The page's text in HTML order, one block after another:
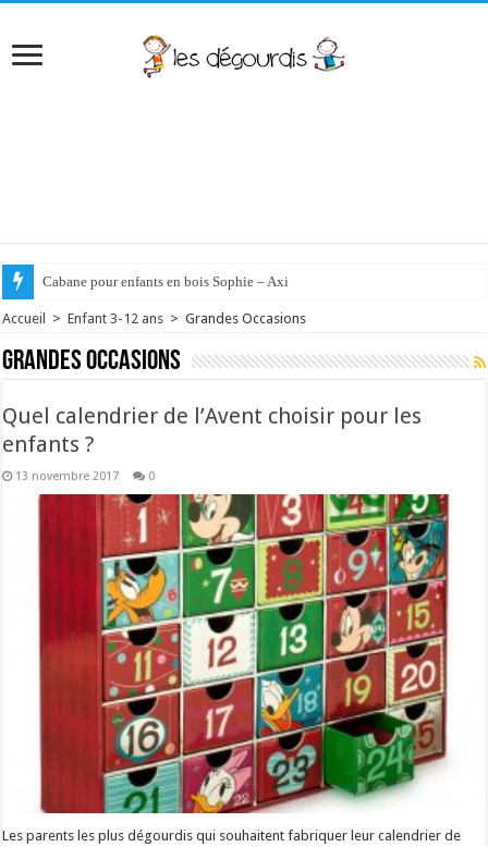
Cabane pour enfants en bois Sophie – Axi
Accueil > Enfant 3-12 ans > Grandes Occasions
Grandes Occasions
Quel calendrier de l’Avent choisir pour les
enfants ?
13 novembre 2017 0
Les parents les plus dégourdis qui souhaitent fabriquer leur calendrier de